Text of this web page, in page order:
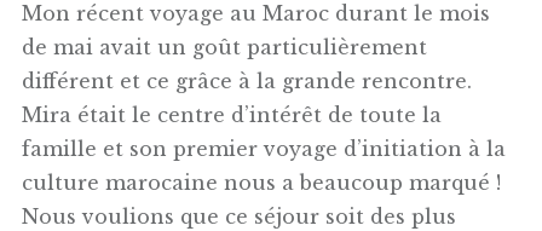
Mon récent voyage au Maroc durant le mois
de mai avait un goût particulièrement
différent et ce grâce à la grande rencontre.
Mira était le centre d’intérêt de toute la
famille et son premier voyage d’initiation à la
culture marocaine nous a beaucoup marqué !
Nous voulions que ce séjour soit des plus